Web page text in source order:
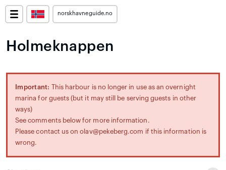
norskhavneguide.no
Holmeknappen
Important: This harbour is no longer in use as an overnight
marina for guests (but it may still be serving guests in other
ways)
See comments below for more information.
Please contact us on olav@pekeberg.com if this information is
wrong.